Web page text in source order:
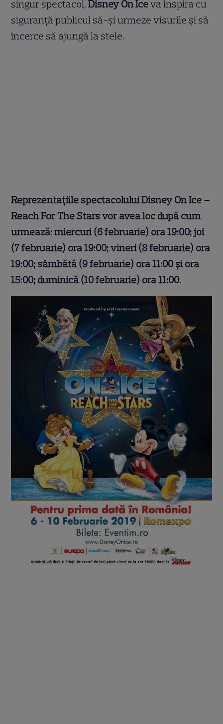
singur spectacol,Disney On Iceva inspira cu
siguranță publicul să-și urmeze visurile și să
încerce să ajungă la stele.
Reprezentațiile spectacolului Disney On Ice –
Reach For The Stars vor avea loc după cum
urmează: miercuri (6 februarie) ora 19:00; joi
(7 februarie) ora 19:00; vineri (8 februarie) ora
19:00; sâmbătă (9 februarie) ora 11:00 și ora
15:00; duminică (10 februarie) ora 11:00.